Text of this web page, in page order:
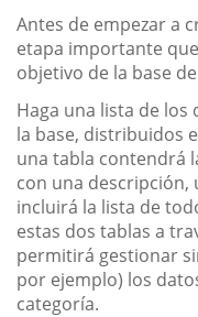
Antes de empezar a
etapa importante
objetivo de la base
Haga una lista de los
la base, distribuidos
una tabla contendrá
con una descripción,
incluirá la lista de
estas dos tablas a
permitirá gestionar
por ejemplo) los
categoría.